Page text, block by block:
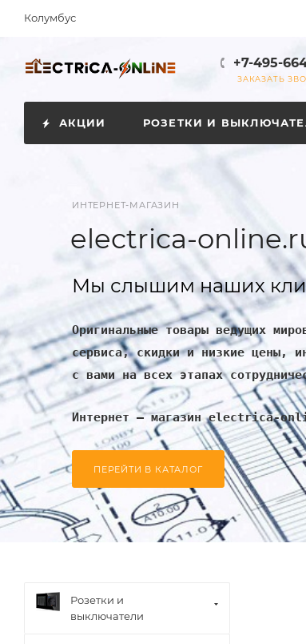
Колумбус
+7-495-
ЗАКАЗАТЬ
АКЦИИ РОЗЕТКИ И
ИНТЕРНЕТ-МАГАЗИН
electrica-
Мы слышим наших
Оригинальные товары ведущих
сервиса, скидки и низкие цены,
с вами на всех этапах
Интернет – магазин electrica-
ПЕРЕЙТИ В КАТАЛОГ
Розетки и
выключатели